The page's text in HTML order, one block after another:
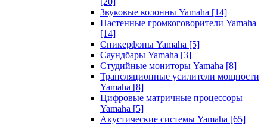
Звуковые колонны Yamaha [14]
Настенные громкоговорители Yamaha
[14]
Спикерфоны Yamaha [5]
Саундбары Yamaha [3]
Студийные мониторы Yamaha [8]
Трансляционные усилители мощности
Yamaha [8]
Цифровые матричные процессоры
Yamaha [5]
Акустические системы Yamaha [65]